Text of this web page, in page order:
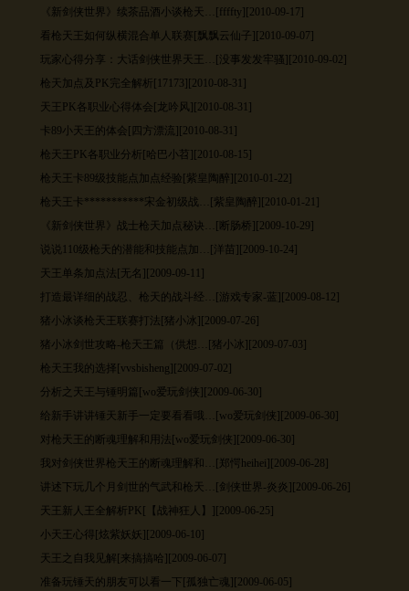
《新剑侠世界》续茶品酒小谈枪天…
[ffffty][2010-09-17]
看枪天王如何纵横混合单人联赛 [飘飘云仙子][2010-09-07]
玩家心得分享：大话剑侠世界天王…
[没事发发牢骚][2010-09-02]
枪天加点及PK完全解析 [17173][2010-08-31]
天王PK各职业心得体会 [龙吟风][2010-08-31]
卡89小天王的体会 [四方漂流][2010-08-31]
枪天王PK各职业分析 [哈巴小苕][2010-08-15]
枪天王卡89级技能点加点经验 [紫皇陶醉][2010-01-22]
枪天王卡***********宋金初级战…
[紫皇陶醉][2010-01-21]
《新剑侠世界》战士枪天加点秘诀…
[断肠桥][2009-10-29]
说说110级枪天的潜能和技能点加…
[洋苗][2009-10-24]
天王单条加点法 [无名][2009-09-11]
打造最详细的战忍、枪天的战斗经…
[游戏专家-蓝][2009-08-12]
猪小冰谈枪天王联赛打法 [猪小冰][2009-07-26]
猪小冰剑世攻略-枪天王篇（供想…
[猪小冰][2009-07-03]
枪天王我的选择 [vvsbisheng][2009-07-02]
分析之天王与锤明篇 [wo爱玩剑侠][2009-06-30]
给新手讲讲锤天新手一定要看看哦…
[wo爱玩剑侠][2009-06-30]
对枪天王的断魂理解和用法 [wo爱玩剑侠][2009-06-30]
我对剑侠世界枪天王的断魂理解和…
[郑愕heihei][2009-06-28]
讲述下玩几个月剑世的气武和枪天…
[剑侠世界-炎炎][2009-06-26]
天王新人王全解析PK [【战神狂人】][2009-06-25]
小天王心得 [炫紫妖妖][2009-06-10]
天王之自我见解 [来搞搞哈][2009-06-07]
准备玩锤天的朋友可以看一下 [孤独亡魂][2009-06-05]